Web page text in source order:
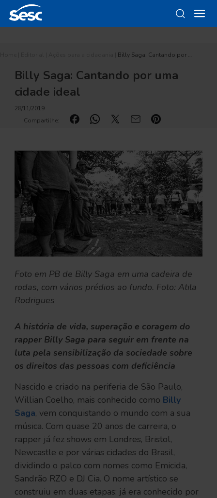
Billy Saga: Cantando por …
Billy Saga: Cantando por uma
cidade ideal
28/11/2019
Compartilhe:
Foto em PB de Billy Saga em uma cadeira de
rodas, com vários prédios ao fundo. Foto: Atila
Rodrigues
A história de vida, superação e coragem do
rapper Billy Saga para seguir em frente na
luta pela sensibilização da sociedade sobre
os direitos das pessoas com deficiência
Nascido e criado na periferia de São Paulo,
Willian Coelho, mais conhecido como Billy
Saga, vem conquistando o mundo com a sua
música. Com quase 20 anos de carreira, o
rapper já fez shows em Londres, Bristol,
Newcastle e por várias cidades do Brasil,
dividindo o palco com nomes como Emicida,
Sandrão RZO e DJ Cia. O nome artístico se
construiu em duas etapas: já era conhecido por